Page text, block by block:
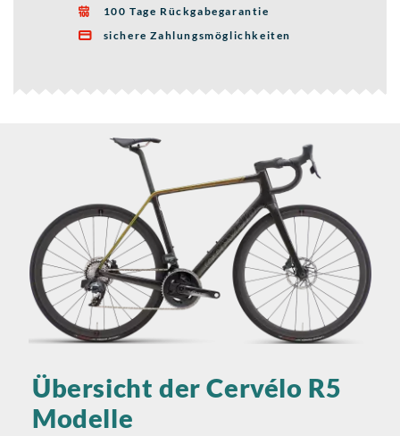
 100 Tage Rückgabegarantie
 sichere Zahlungsmöglichkeiten
Übersicht der Cervélo R5
Modelle